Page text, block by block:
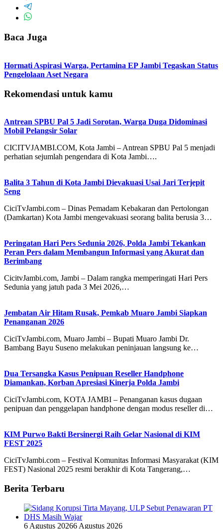
Baca Juga
Hormati Aspirasi Warga, Pertamina EP Jambi Tegaskan Status
Pengelolaan Aset Negara
Rekomendasi untuk kamu
Antrean SPBU Pal 5 Jadi Sorotan, Warga Duga Didominasi
Mobil Pelangsir Solar
CICITVJAMBI.COM, Kota Jambi – Antrean SPBU Pal 5 menjadi
perhatian sejumlah pengendara di Kota Jambi….
Balita 3 Tahun di Kota Jambi Dievakuasi Usai Jari Terjepit
Seng
CiciTvJambi.com – Dinas Pemadam Kebakaran dan Pertolongan
(Damkartan) Kota Jambi mengevakuasi seorang balita berusia 3…
Peringatan Hari Pers Sedunia 2026, Polda Jambi Tekankan
Peran Pers dalam Membangun Informasi yang Akurat dan
Berimbang
CicitvJambi.com, Jambi – Dalam rangka memperingati Hari Pers
Sedunia yang jatuh pada 3 Mei 2026,…
Jembatan Air Hitam Rusak, Pemkab Muaro Jambi Siapkan
Penanganan 2026
CiciTvJambi.com, Muaro Jambi – Bupati Muaro Jambi Dr.
Bambang Bayu Suseno melakukan peninjauan langsung ke…
Dua Tersangka Kasus Penipuan Reseller Handphone
Diamankan, Korban Apresiasi Kinerja Polda Jambi
CiciTvJambi.com, KOTA JAMBI – Penanganan kasus dugaan
penipuan dan penggelapan handphone dengan modus reseller di…
KIM Purwo Bakti Bersinergi Raih Gelar Nasional di KIM
FEST 2025
CiciTvJambi.com – Festival Komunitas Informasi Masyarakat (KIM
FEST) Nasional 2025 resmi berakhir di Kota Tangerang,…
Berita Terbaru
6 Agustus 20266 Agustus 2026